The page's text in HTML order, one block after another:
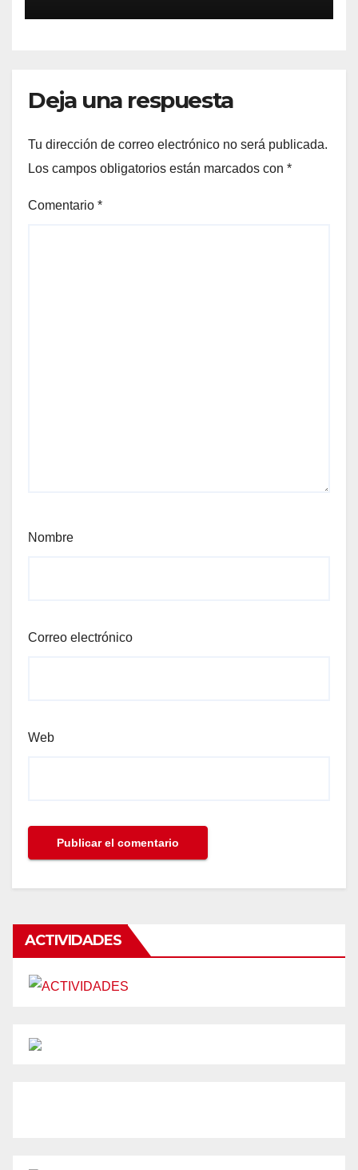
Deja una respuesta
Tu dirección de correo electrónico no será publicada.
Los campos obligatorios están marcados con *
Comentario *
Nombre
Correo electrónico
Web
ACTIVIDADES